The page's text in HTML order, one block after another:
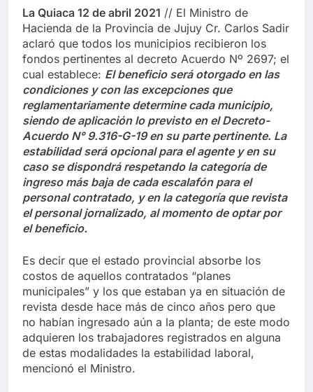
La Quiaca 12 de abril 2021 // El Ministro de
Hacienda de la Provincia de Jujuy Cr. Carlos Sadir
aclaró que todos los municipios recibieron los
fondos pertinentes al decreto Acuerdo Nº 2697; el
cual establece: El beneficio será otorgado en las
condiciones y con las excepciones que
reglamentariamente determine cada municipio,
siendo de aplicación lo previsto en el Decreto-
Acuerdo N° 9.316-G-19 en su parte pertinente. La
estabilidad será opcional para el agente y en su
caso se dispondrá respetando la categoría de
ingreso más baja de cada escalafón para el
personal contratado, y en la categoría que revista
el personal jornalizado, al momento de optar por
el beneficio.
Es decir que el estado provincial absorbe los
costos de aquellos contratados “planes
municipales” y los que estaban ya en situación de
revista desde hace más de cinco años pero que
no habían ingresado aún a la planta; de este modo
adquieren los trabajadores registrados en alguna
de estas modalidades la estabilidad laboral,
mencionó el Ministro.